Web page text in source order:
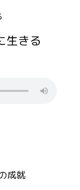
生きる
成就